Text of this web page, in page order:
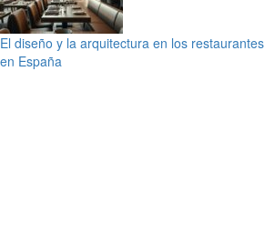
El diseño y la arquitectura en los
en España